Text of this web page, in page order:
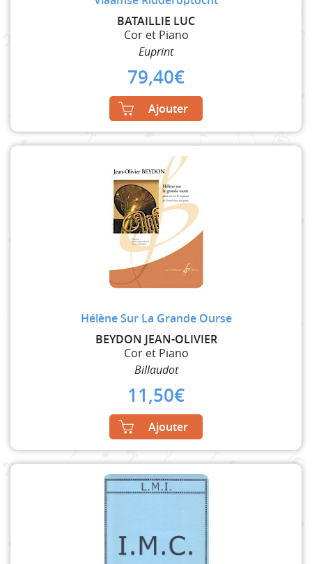
BATAILLIE LUC
Cor et Piano
Euprint
79,40€
Ajouter
Hélène Sur La Grande Ourse
BEYDON JEAN-OLIVIER
Cor et Piano
Billaudot
11,50€
Ajouter